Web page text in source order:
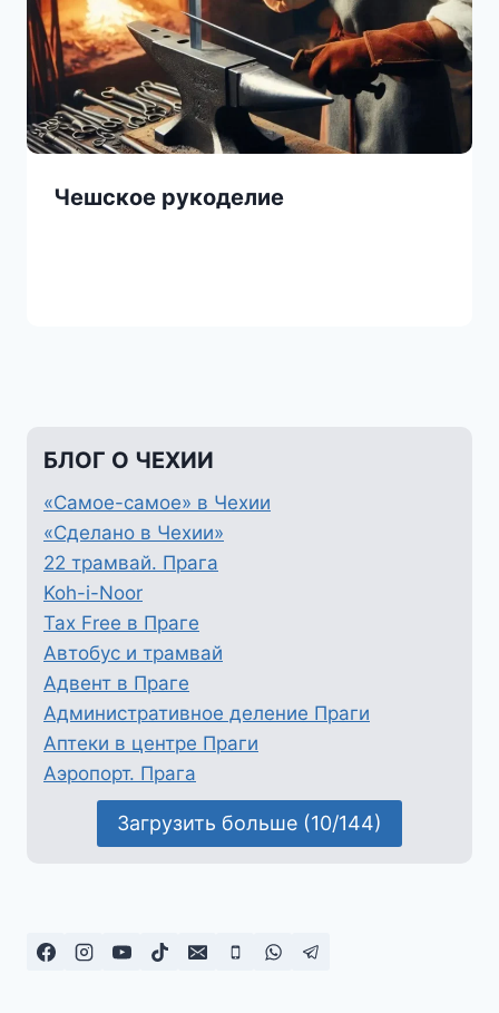
Чешское рукоделие
БЛОГ О ЧЕХИИ
«Самое-самое» в Чехии
«Сделано в Чехии»
22 трамвай. Прага
Koh-i-Noor
Tax Free в Праге
Автобус и трамвай
Адвент в Праге
Административное деление Праги
Аптеки в центре Праги
Аэропорт. Прага
Загрузить больше (10/144)